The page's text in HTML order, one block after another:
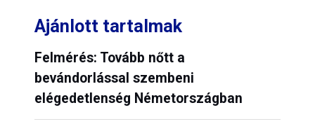
Ajánlott tartalmak
Felmérés: Tovább nőtt a
bevándorlással szembeni
elégedetlenség Németországban